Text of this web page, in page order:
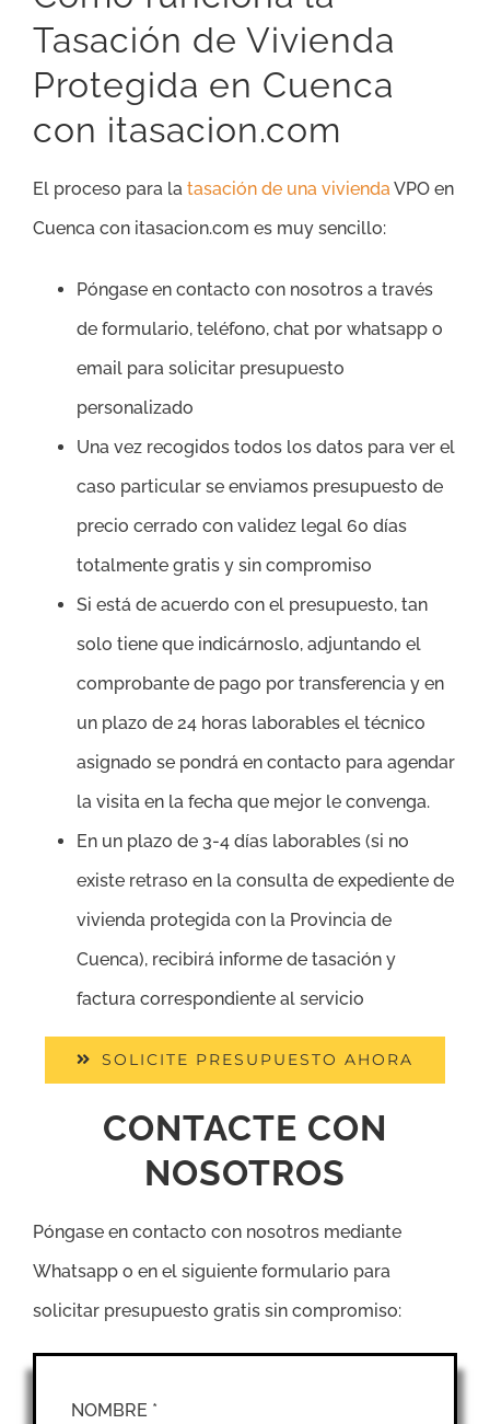
Tasación de Vivienda
Protegida en Cuenca
con itasacion.com
El proceso para la tasación de una vivienda VPO en
Cuenca con itasacion.com es muy sencillo:
Póngase en contacto con nosotros a través
de formulario, teléfono, chat por whatsapp o
email para solicitar presupuesto
personalizado
Una vez recogidos todos los datos para ver el
caso particular se enviamos presupuesto de
precio cerrado con validez legal 60 días
totalmente gratis y sin compromiso
Si está de acuerdo con el presupuesto, tan
solo tiene que indicárnoslo, adjuntando el
comprobante de pago por transferencia y en
un plazo de 24 horas laborables el técnico
asignado se pondrá en contacto para agendar
la visita en la fecha que mejor le convenga.
En un plazo de 3-4 días laborables (si no
existe retraso en la consulta de expediente de
vivienda protegida con la Provincia de
Cuenca), recibirá informe de tasación y
factura correspondiente al servicio
SOLICITE PRESUPUESTO AHORA
CONTACTE CON
NOSOTROS
Póngase en contacto con nosotros mediante
Whatsapp o en el siguiente formulario para
solicitar presupuesto gratis sin compromiso:
NOMBRE *